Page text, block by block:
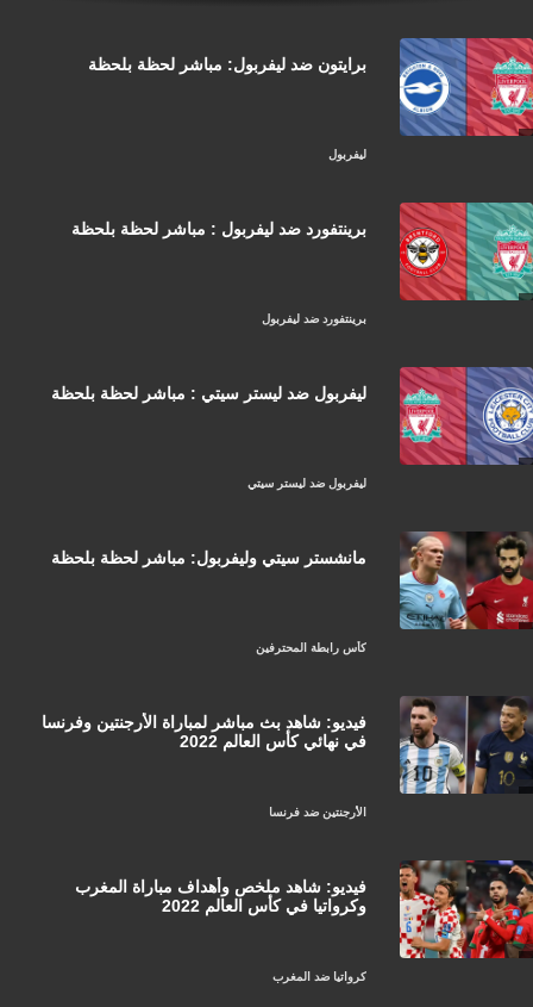
ليفربول
برايتون ضد ليفربول: مباشر لحظة بلحظة
برينتفورد ضد ليفربول
برينتفورد ضد ليفربول : مباشر لحظة بلحظة
ليفربول ضد ليستر سيتي
ليفربول ضد ليستر سيتي : مباشر لحظة بلحظة
كأس رابطة المحترفين
مانشستر سيتي وليفربول: مباشر لحظة بلحظة
الأرجنتين ضد فرنسا
فيديو: شاهد بث مباشر لمباراة الأرجنتين وفرنسا
في نهائي كأس العالم 2022
كرواتيا ضد المغرب
فيديو: شاهد ملخص وأهداف مباراة المغرب
وكرواتيا في كأس العالم 2022